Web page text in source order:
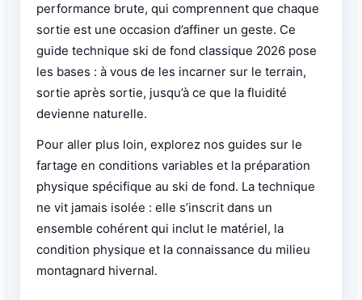
performance brute, qui comprennent que chaque
sortie est une occasion d’affiner un geste. Ce
guide technique ski de fond classique 2026 pose
les bases : à vous de les incarner sur le terrain,
sortie après sortie, jusqu’à ce que la fluidité
devienne naturelle.
Pour aller plus loin, explorez nos guides sur le
fartage en conditions variables et la préparation
physique spécifique au ski de fond. La technique
ne vit jamais isolée : elle s’inscrit dans un
ensemble cohérent qui inclut le matériel, la
condition physique et la connaissance du milieu
montagnard hivernal.